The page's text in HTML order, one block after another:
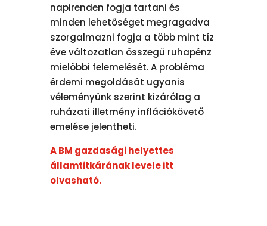
napirenden fogja tartani és
minden lehetőséget megragadva
szorgalmazni fogja a több mint tíz
éve változatlan összegű ruhapénz
mielőbbi felemelését. A probléma
érdemi megoldását ugyanis
véleményünk szerint kizárólag a
ruházati illetmény inflációkövető
emelése jelentheti.
A BM gazdasági helyettes
államtitkárának levele itt
olvasható.